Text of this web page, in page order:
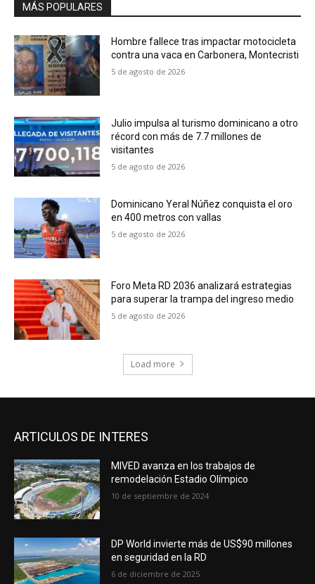
MÁS POPULARES
Hombre fallece tras impactar motocicleta
contra una vaca en Carbonera, Montecristi
5 de agosto de 2026
Julio impulsa al turismo dominicano a otro
récord con más de 7.7 millones de
visitantes
5 de agosto de 2026
Dominicano Yeral Núñez conquista el oro
en 400 metros con vallas
5 de agosto de 2026
Foro Meta RD 2036 analizará estrategias
para superar la trampa del ingreso medio
5 de agosto de 2026
Load more
ARTICULOS DE INTERES
MIVED avanza en los trabajos de
remodelación Estadio Olímpico
10 de septiembre de 2024
DP World invierte más de US$90 millones
en seguridad en la RD
6 de diciembre de 2025